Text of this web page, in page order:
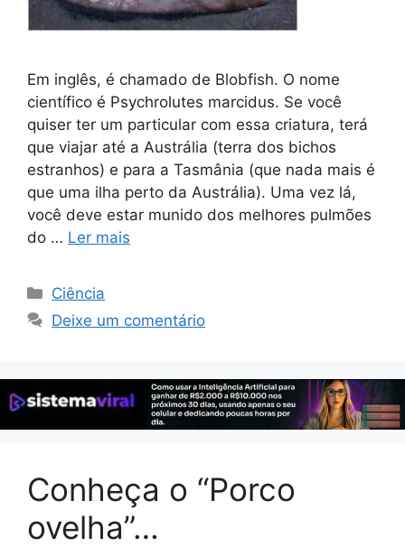
Em inglês, é chamado de Blobfish. O nome
científico é Psychrolutes marcidus. Se você
quiser ter um particular com essa criatura, terá
que viajar até a Austrália (terra dos bichos
estranhos) e para a Tasmânia (que nada mais é
que uma ilha perto da Austrália). Uma vez lá,
você deve estar munido dos melhores pulmões
do … Ler mais
Categorias
Ciência
Deixe um comentário
Conheça o “Porco
ovelha”…